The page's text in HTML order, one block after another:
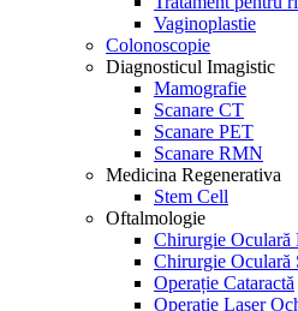
Vaginoplastie
Colonoscopie
Diagnosticul Imagistic
Mamografie
Scanare CT
Scanare PET
Scanare RMN
Medicina Regenerativa
Stem Cell
Oftalmologie
Chirurgie Oculară
Chirurgie Oculară
Operație Cataractă
Operație Laser